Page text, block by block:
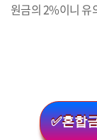
원금의 2%이니 유
✅혼합